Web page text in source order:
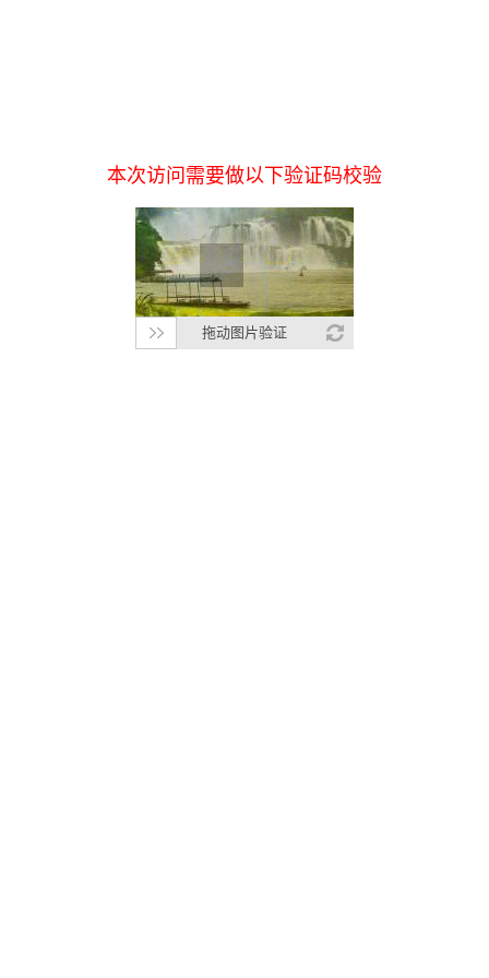
本次访问需要做以下验证码校验
拖动图片验证